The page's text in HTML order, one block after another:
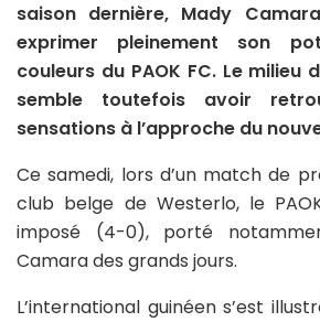
saison dernière, Mady
exprimer pleinement son
couleurs du PAOK FC. Le milieu
semble toutefois avoir
sensations à l’approche du
Ce samedi, lors d’un match de
club belge de Westerlo, le
imposé (4-0), porté
Camara des grands jours.
L’international guinéen s’est